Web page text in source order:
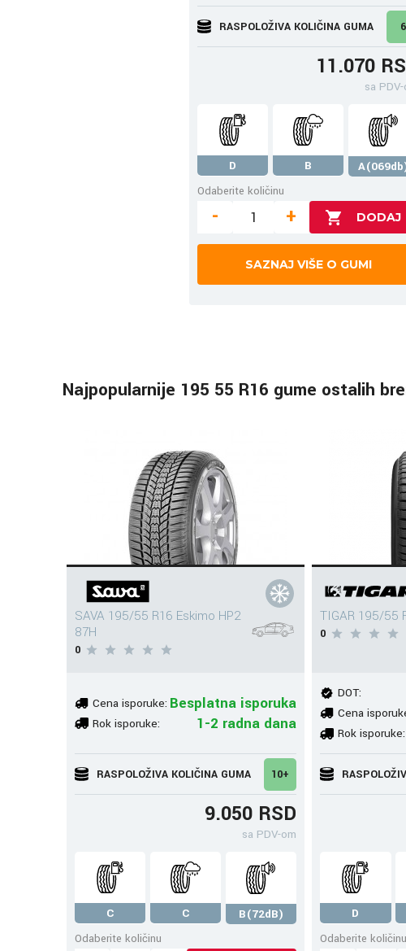
RASPOLOŽIVA KOLIČINA GUMA 6
11.070
sa
D B
Odaberite količinu
- +
SAZNAJ VIŠE O GUMI
Najpopularnije 195 55 R16 gume ostalih
SAVA 195/55 R16 Eskimo HP2
87H
0
Cena isporuke: Besplatna isporuka
Rok isporuke: 1-2 radna dana
RASPOLOŽIVA KOLIČINA GUMA 10+
9.050 RSD
sa PDV-om
C C
B(72dB)
Odaberite količinu
TIGAR 195/55
0
DOT:
Cena
Rok isporuke:
D
Odaberite količinu